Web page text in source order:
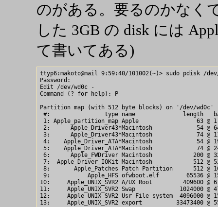
のがある。要るのかなく
した 3GB の disk には
て書いてある)
ttyp6:makoto@mail 9:59:40/101002(~)> sudo pdisk /
Password:
Edit /dev/wd0c -
Command (? for help): P
Partition map (with 512 byte blocks) on '/dev/wd0c'
#:                type name              length
1: Apple_partition_map Apple
2:      Apple_Driver43*Macintosh             54
3:      Apple_Driver43*Macintosh             74
4:    Apple_Driver_ATA*Macintosh             54
5:    Apple_Driver_ATA*Macintosh             74
6:      Apple_FWDriver Macintosh            200
7:  Apple_Driver_IOKit Macintosh            512
8:       Apple_Patches Patch Partition      512
9:           Apple_HFS ofwboot.elf        65536 @
10:     Apple_UNIX_SVR2 A/UX Root         409600 @
11:     Apple_UNIX_SVR2 Swap             1024000 @
12:     Apple_UNIX_SVR2 Usr File system  4096000
13:     Apple_UNIX_SVR2 export          33473400 @